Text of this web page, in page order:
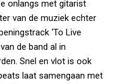
onlangs met gitarist
van de muziek echter
‘To Live
de band al in
Snel en vlot is ook
laat samengaan met